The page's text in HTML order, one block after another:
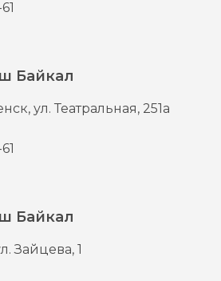
Байкал
ул. Театральная, 251а
Байкал
Зайцева, 1